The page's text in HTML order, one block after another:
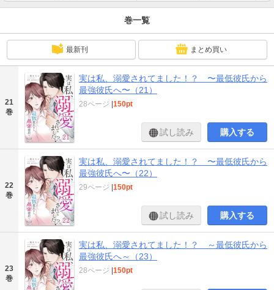
巻一覧
最新刊 まとめ買い
21
巻
実は私、溺愛されてました！？ 〜最低彼氏から
最強彼氏へ〜（21）
28ページ 150pt
試し読み 購入する
22
巻
実は私、溺愛されてました！？ 〜最低彼氏から
最強彼氏へ〜（22）
29ページ 150pt
試し読み 購入する
23
巻
実は私、溺愛されてました！？ ～最低彼氏から
最強彼氏へ～（23）
28ページ 150pt